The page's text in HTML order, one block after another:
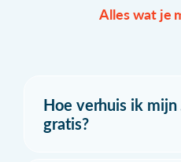
Alles wat je
Hoe verhuis ik
gratis?